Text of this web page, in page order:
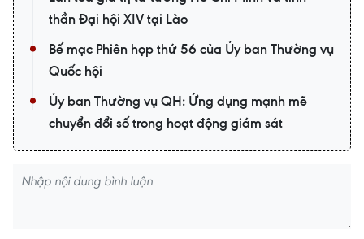
thần Đại hội XIV tại Lào
Bế mạc Phiên họp thứ 56 của Ủy ban Thường vụ
Quốc hội
Ủy ban Thường vụ QH: Ứng dụng mạnh mẽ
chuyển đổi số trong hoạt động giám sát